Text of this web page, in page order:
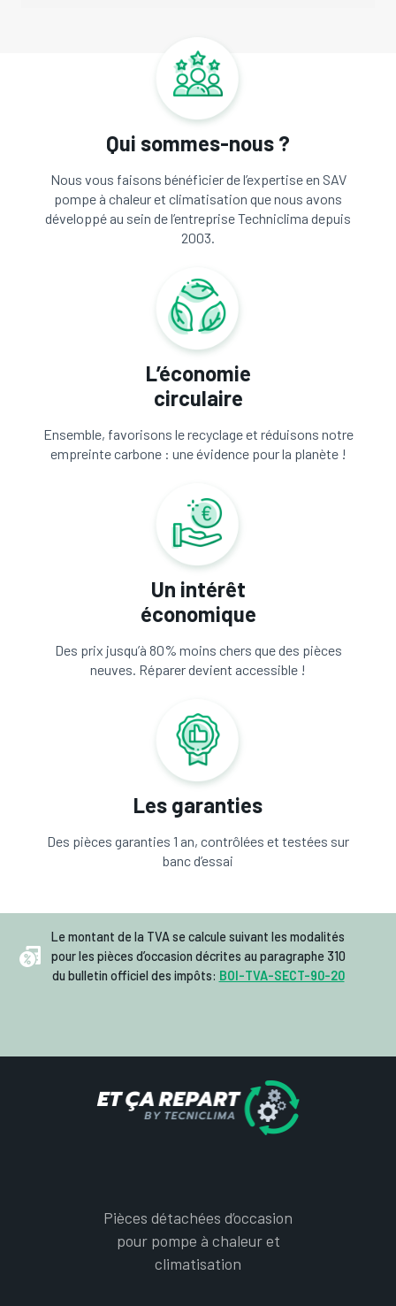
Qui sommes-nous ?
Nous vous faisons bénéficier de l’expertise en SAV
pompe à chaleur et climatisation que nous avons
développé au sein de l’entreprise Techniclima depuis
2003.
L’économie
circulaire
Ensemble, favorisons le recyclage et réduisons notre
empreinte carbone : une évidence pour la planète !
Un intérêt
économique
Des prix jusqu’à 80% moins chers que des pièces
neuves. Réparer devient accessible !
Les garanties
Des pièces garanties 1 an, contrôlées et testées sur
banc d’essai
Le montant de la TVA se calcule suivant les modalités
pour les pièces d’occasion décrites au paragraphe 310
du bulletin officiel des impôts: BOI-TVA-SECT-90-20
Pièces détachées d’occasion
pour pompe à chaleur et
climatisation